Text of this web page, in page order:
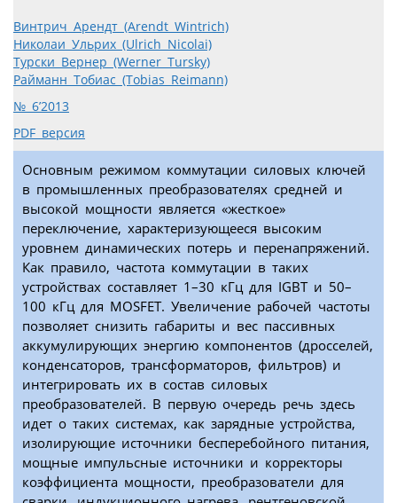
Винтрич Арендт (Arendt Wintrich)
Николаи Ульрих (Ulrich Nicolai)
Турски Вернер (Werner Tursky)
Райманн Тобиас (Tobias Reimann)
№ 6’2013
PDF версия
Основным режимом коммутации силовых ключей
в промышленных преобразователях средней и
высокой мощности является «жесткое»
переключение, характеризующееся высоким
уровнем динамических потерь и перенапряжений.
Как правило, частота коммутации в таких
устройствах составляет 1–30 кГц для IGBT и 50–
100 кГц для MOSFET. Увеличение рабочей частоты
позволяет снизить габариты и вес пассивных
аккумулирующих энергию компонентов (дросселей,
конденсаторов, трансформаторов, фильтров) и
интегрировать их в состав силовых
преобразователей. В первую очередь речь здесь
идет о таких системах, как зарядные устройства,
изолирующие источники бесперебойного питания,
мощные импульсные источники и корректоры
коэффициента мощности, преобразователи для